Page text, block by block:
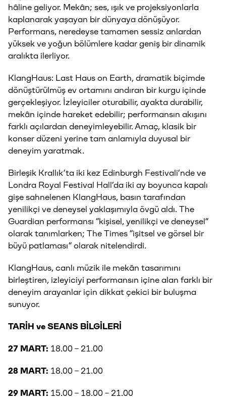
hâline geliyor. Mekân; ses, ışık ve projeksiyonlarla
kaplanarak yaşayan bir dünyaya dönüşüyor.
Performans, neredeyse tamamen sessiz anlardan
yüksek ve yoğun bölümlere kadar geniş bir dinamik
aralıkta ilerliyor.
KlangHaus: Last Haus on Earth, dramatik biçimde
dönüştürülmüş ev ortamını andıran bir kurgu içinde
gerçekleşiyor. İzleyiciler oturabilir, ayakta durabilir,
mekân içinde hareket edebilir; performansın akışını
farklı açılardan deneyimleyebilir. Amaç, klasik bir
konser düzeni yerine tam anlamıyla duyusal bir
deneyim yaratmak.
Birleşik Krallık’ta iki kez Edinburgh Festivali’nde ve
Londra Royal Festival Hall’da iki ay boyunca kapalı
gişe sahnelenen KlangHaus, basın tarafından
yenilikçi ve deneysel yaklaşımıyla övgü aldı. The
Guardian performansı “kişisel, yenilikçi ve deneysel”
olarak tanımlarken; The Times “işitsel ve görsel bir
büyü patlaması” olarak nitelendirdi.
KlangHaus, canlı müzik ile mekân tasarımını
birleştiren, izleyiciyi performansın içine alan farklı bir
deneyim arayanlar için dikkat çekici bir buluşma
sunuyor.
TARİH ve SEANS BİLGİLERİ
27 MART: 18.00 – 21.00
28 MART: 18.00 – 21.00
29 MART: 15.00 – 18.00 – 21.00